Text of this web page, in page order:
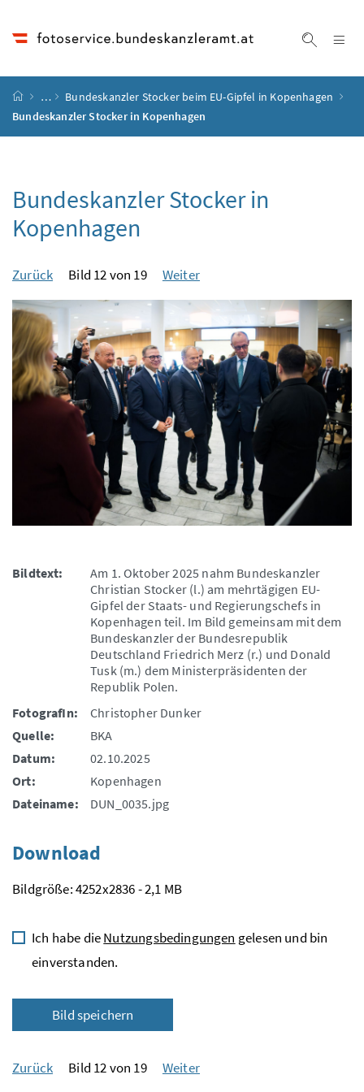
Startseite
…
Bundeskanzler Stocker beim EU-Gipfel in Kopenhagen
Bundeskanzler Stocker in Kopenhagen
Bundeskanzler Stocker in
Kopenhagen
Zurück Bild 12 von 19 Weiter
Bildtext:
Am 1. Oktober 2025 nahm Bundeskanzler
Christian Stocker (l.) am mehrtägigen EU-
Gipfel der Staats- und Regierungschefs in
Kopenhagen teil. Im Bild gemeinsam mit dem
Bundeskanzler der Bundesrepublik
Deutschland Friedrich Merz (r.) und Donald
Tusk (m.) dem Ministerpräsidenten der
Republik Polen.
FotografIn:
Christopher Dunker
Quelle:
BKA
Datum:
02.10.2025
Ort:
Kopenhagen
Dateiname:
DUN_0035.jpg
Download
Bildgröße: 4252x2836 - 2,1 MB
Ich habe dieNutzungsbedingungen gelesen und bin
einverstanden.
Bild speichern
Zurück Bild 12 von 19 Weiter